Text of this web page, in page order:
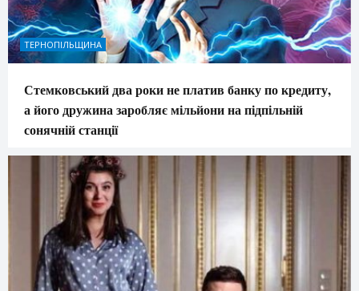
ТЕРНОПІЛЬЩИНА
Стемковський два роки не платив банку по кредиту,
а його дружина заробляє мільйони на підпільній
сонячній станції